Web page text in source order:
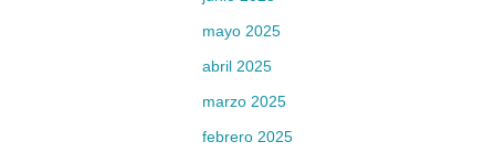
mayo 2025
abril 2025
marzo 2025
febrero 2025